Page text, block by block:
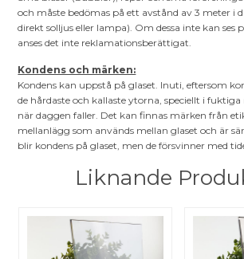
och måste bedömas på ett avstånd av 3 meter i
direkt solljus eller lampa). Om dessa inte kan ses
anses det inte reklamationsberättigat.
Kondens och märken:
Kondens kan uppstå på glaset. Inuti, eftersom
de hårdaste och kallaste ytorna, speciellt i
när daggen faller. Det kan finnas märken från
mellanlägg som används mellan glaset och är
blir kondens på glaset, men de försvinner med
Liknande